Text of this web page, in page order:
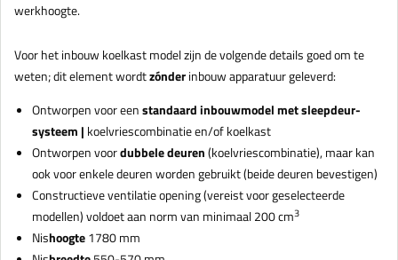
werkhoogte.
Voor het inbouw koelkast model zijn de volgende details goed om te
weten; dit element wordtzónderinbouw apparatuur geleverd:
Ontworpen voor eenstandaard inbouwmodel metsleepdeur-
systeem | koelvriescombinatie en/of koelkast
Ontworpen voordubbele deuren(koelvriescombinatie), maar kan
ook voor enkele deuren worden gebruikt (beide deuren bevestigen)
Constructieve ventilatie opening (vereist voor geselecteerde
modellen) voldoet aan norm van minimaal 200 cm3
Nishoogte1780 mm